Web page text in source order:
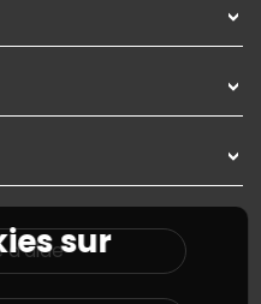
d'aidesur